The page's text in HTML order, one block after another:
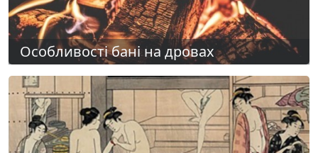
Особливості бані на дровах